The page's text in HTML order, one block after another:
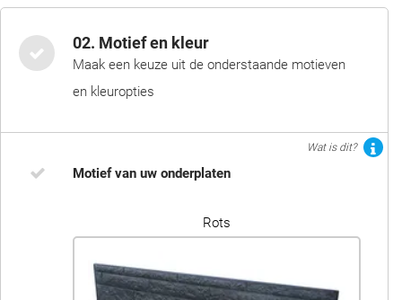
02. Motief en kleur
Maak een keuze uit de onderstaande motieven
en kleuropties
Wat is dit?
Motief van uw onderplaten
Rots